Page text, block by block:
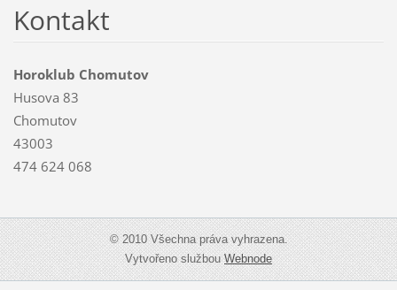
Kontakt
Horoklub Chomutov
Husova 83
Chomutov
43003
474 624 068
© 2010 Všechna práva vyhrazena.
Vytvořeno službouWebnode